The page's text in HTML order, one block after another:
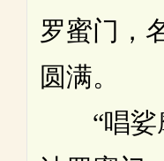
罗蜜门，
圆满。
“唱娑